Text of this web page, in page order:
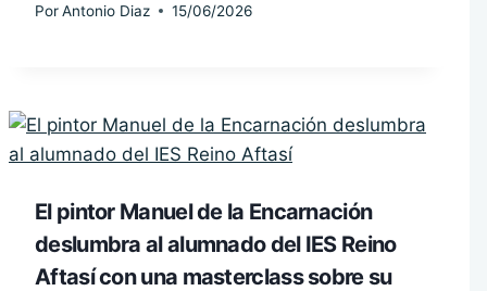
PorAntonio Diaz 15/06/2026
El pintor Manuel de la Encarnación
deslumbra al alumnado del IES Reino
Aftasí con una masterclass sobre su